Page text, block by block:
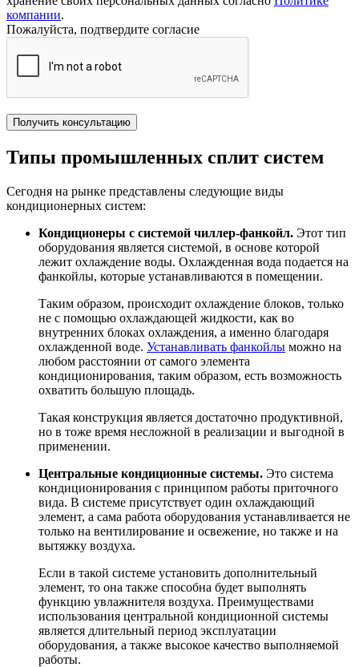
компании.
Пожалуйста, подтвердите согласие
Получить консультацию
Типы промышленных сплит систем
Сегодня на рынке представлены следующие виды
кондиционерных систем:
Кондиционеры с системой чиллер-фанкойл. Этот тип
оборудования является системой, в основе которой
лежит охлаждение воды. Охлажденная вода подается на
фанкойлы, которые устанавливаются в помещении.
Таким образом, происходит охлаждение блоков, только
не с помощью охлаждающей жидкости, как во
внутренних блоках охлаждения, а именно благодаря
охлажденной воде. Устанавливать фанкойлы можно на
любом расстоянии от самого элемента
кондиционирования, таким образом, есть возможность
охватить большую площадь.
Такая конструкция является достаточно продуктивной,
но в тоже время несложной в реализации и выгодной в
применении.
Центральные кондиционные системы. Это система
кондиционирования с принципом работы приточного
вида. В системе присутствует один охлаждающий
элемент, а сама работа оборудования устанавливается не
только на вентилирование и освежение, но также и на
вытяжку воздуха.
Если в такой системе установить дополнительный
элемент, то она также способна будет выполнять
функцию увлажнителя воздуха. Преимуществами
использования центральной кондиционной системы
является длительный период эксплуатации
оборудования, а также высокое качество выполняемой
работы.